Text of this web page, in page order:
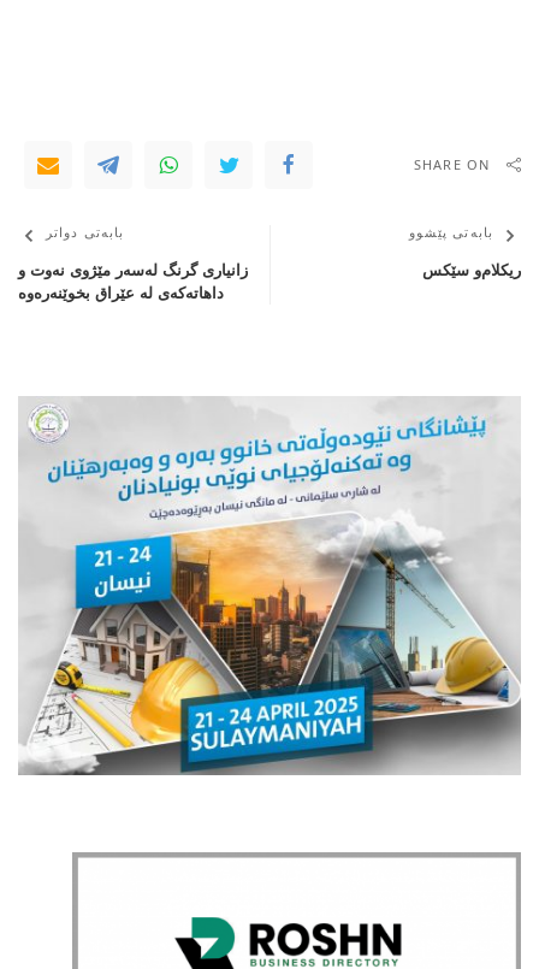
SHARE ON
بابەتی پێشوو
ریكلام‌و سێكس
بابەتی دواتر
زانیاری گرنگ لەسەر مێژوی نەوت و
داهاتەكەی لە عێراق بخوێنەرەوە